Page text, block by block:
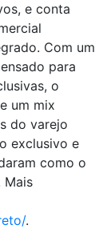
e conta
Com um
para
o
um mix
do varejo
exclusivo e
como o
Mais
.